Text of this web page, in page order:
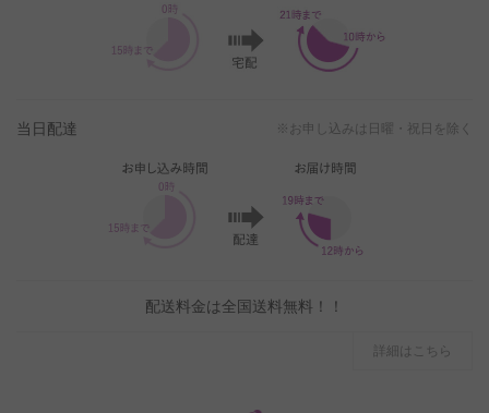
当日配達 ※お申し込みは日曜・祝日を除く
配送料金は全国送料無料！！
詳細はこちら